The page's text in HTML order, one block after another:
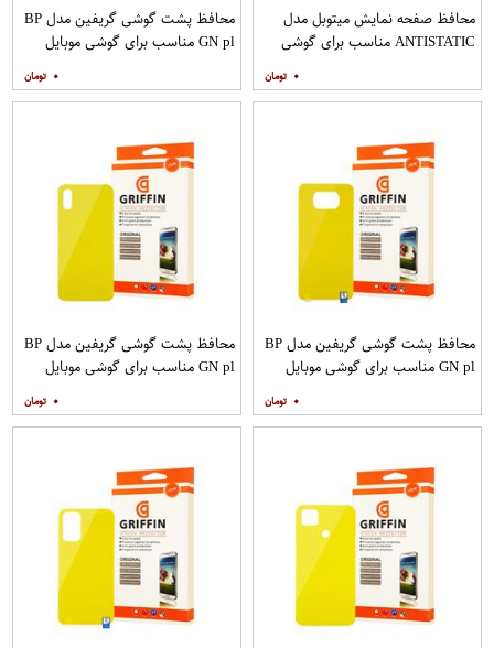
محافظ صفحه نمایش میتوبل مدل
ANTISTATIC مناسب برای گوشی
۰
محافظ پشت گوشی گریفین مدل BP
GN pl مناسب برای گوشی موبایل
۰
محافظ پشت گوشی گریفین مدل BP
GN pl مناسب برای گوشی موبایل
۰
محافظ پشت گوشی گریفین مدل BP
GN pl مناسب برای گوشی موبایل
۰